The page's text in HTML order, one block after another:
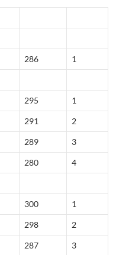
286 1
295 1
291 2
289 3
280 4
300 1
298 2
287 3